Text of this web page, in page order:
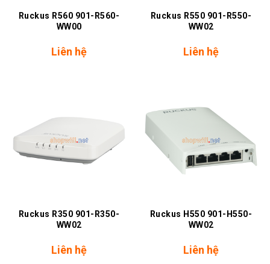
Ruckus R560 901-R560-
WW00
Liên hệ
Ruckus R550 901-R550-
WW02
Liên hệ
Ruckus R350 901-R350-
WW02
Liên hệ
Ruckus H550 901-H550-
WW02
Liên hệ